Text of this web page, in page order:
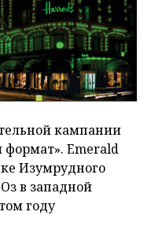
кампании
Emerald
Изумрудного
в западной
году